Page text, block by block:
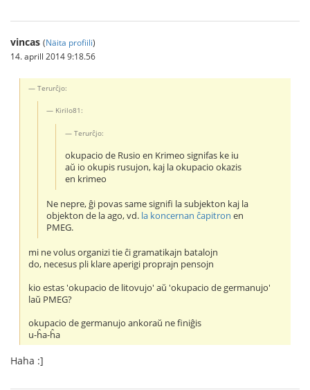
vincas (Näita profiili)
14. aprill 2014 9:18.56
Terurĉjo:
Kirilo81:
Terurĉjo:
okupacio de Rusio en Krimeo signifas ke iu
aŭ io okupis rusujon, kaj la okupacio okazis
en krimeo
Ne nepre, ĝi povas same signifi la subjekton kaj la
objekton de la ago, vd. la koncernan ĉapitron en
PMEG.
mi ne volus organizi tie ĉi gramatikajn batalojn
do, necesus pli klare aperigi proprajn pensojn
kio estas 'okupacio de litovujo' aŭ 'okupacio de germanujo'
laŭ PMEG?
okupacio de germanujo ankoraŭ ne finiĝis
u-ĥa-ĥa
Haha :]